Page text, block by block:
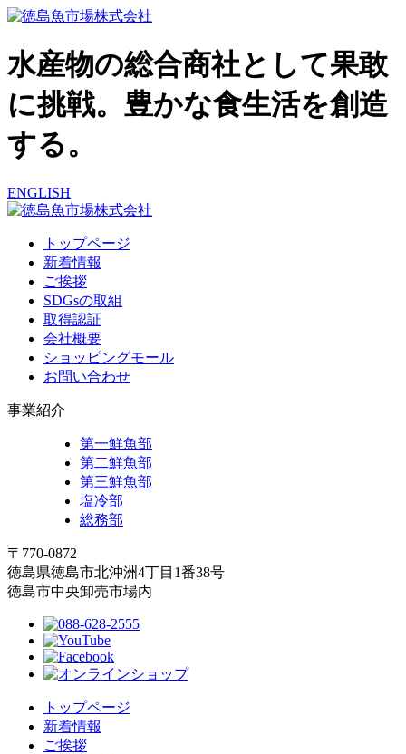
水産物の総合商社として果敢
に挑戦。豊かな食生活を創造
する。
ENGLISH
トップページ
新着情報
ご挨拶
SDGsの取組
取得認証
会社概要
ショッピングモール
お問い合わせ
事業紹介
第一鮮魚部
第二鮮魚部
第三鮮魚部
塩冷部
総務部
〒770-0872
徳島県徳島市北沖洲4丁目1番38号
徳島市中央卸売市場内
トップページ
新着情報
ご挨拶